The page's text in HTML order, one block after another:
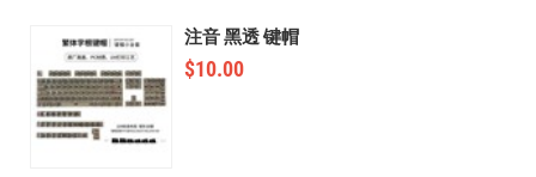
注音 黑透 键帽
$10.00